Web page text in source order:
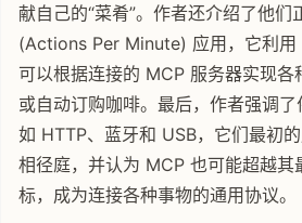
献自己的“菜肴”。作者还介绍了他们
(Actions Per Minute) 应用，它利用
可以根据连接的 MCP 服务器实现各
或自动订购咖啡。最后，作者强调
如 HTTP、蓝牙和 USB，它们最初
相径庭，并认为 MCP 也可能超越其
标，成为连接各种事物的通用协议。